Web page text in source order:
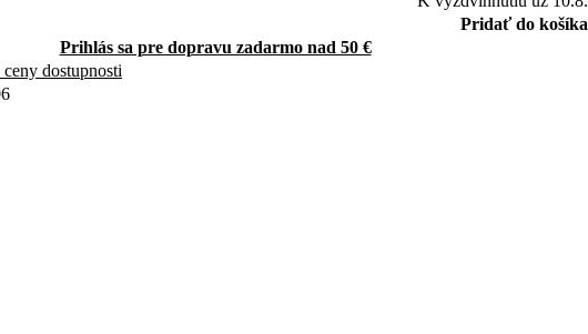
Pridať do košíka
Prihlás sa pre dopravu zadarmo nad 50 €
ceny dostupnosti